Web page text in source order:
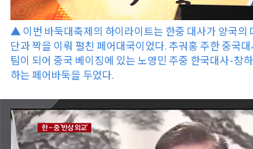
▲ 이번 바둑대축제의 하이라이트는 한중 대사가 양국의
단과 짝을 이뤄 펼친 페어대국이었다. 추궈홍 주한 중국
팀이 되어 중국 베이징에 있는 노영민 주중 한국대사-창
하는 페어바둑을 두었다.